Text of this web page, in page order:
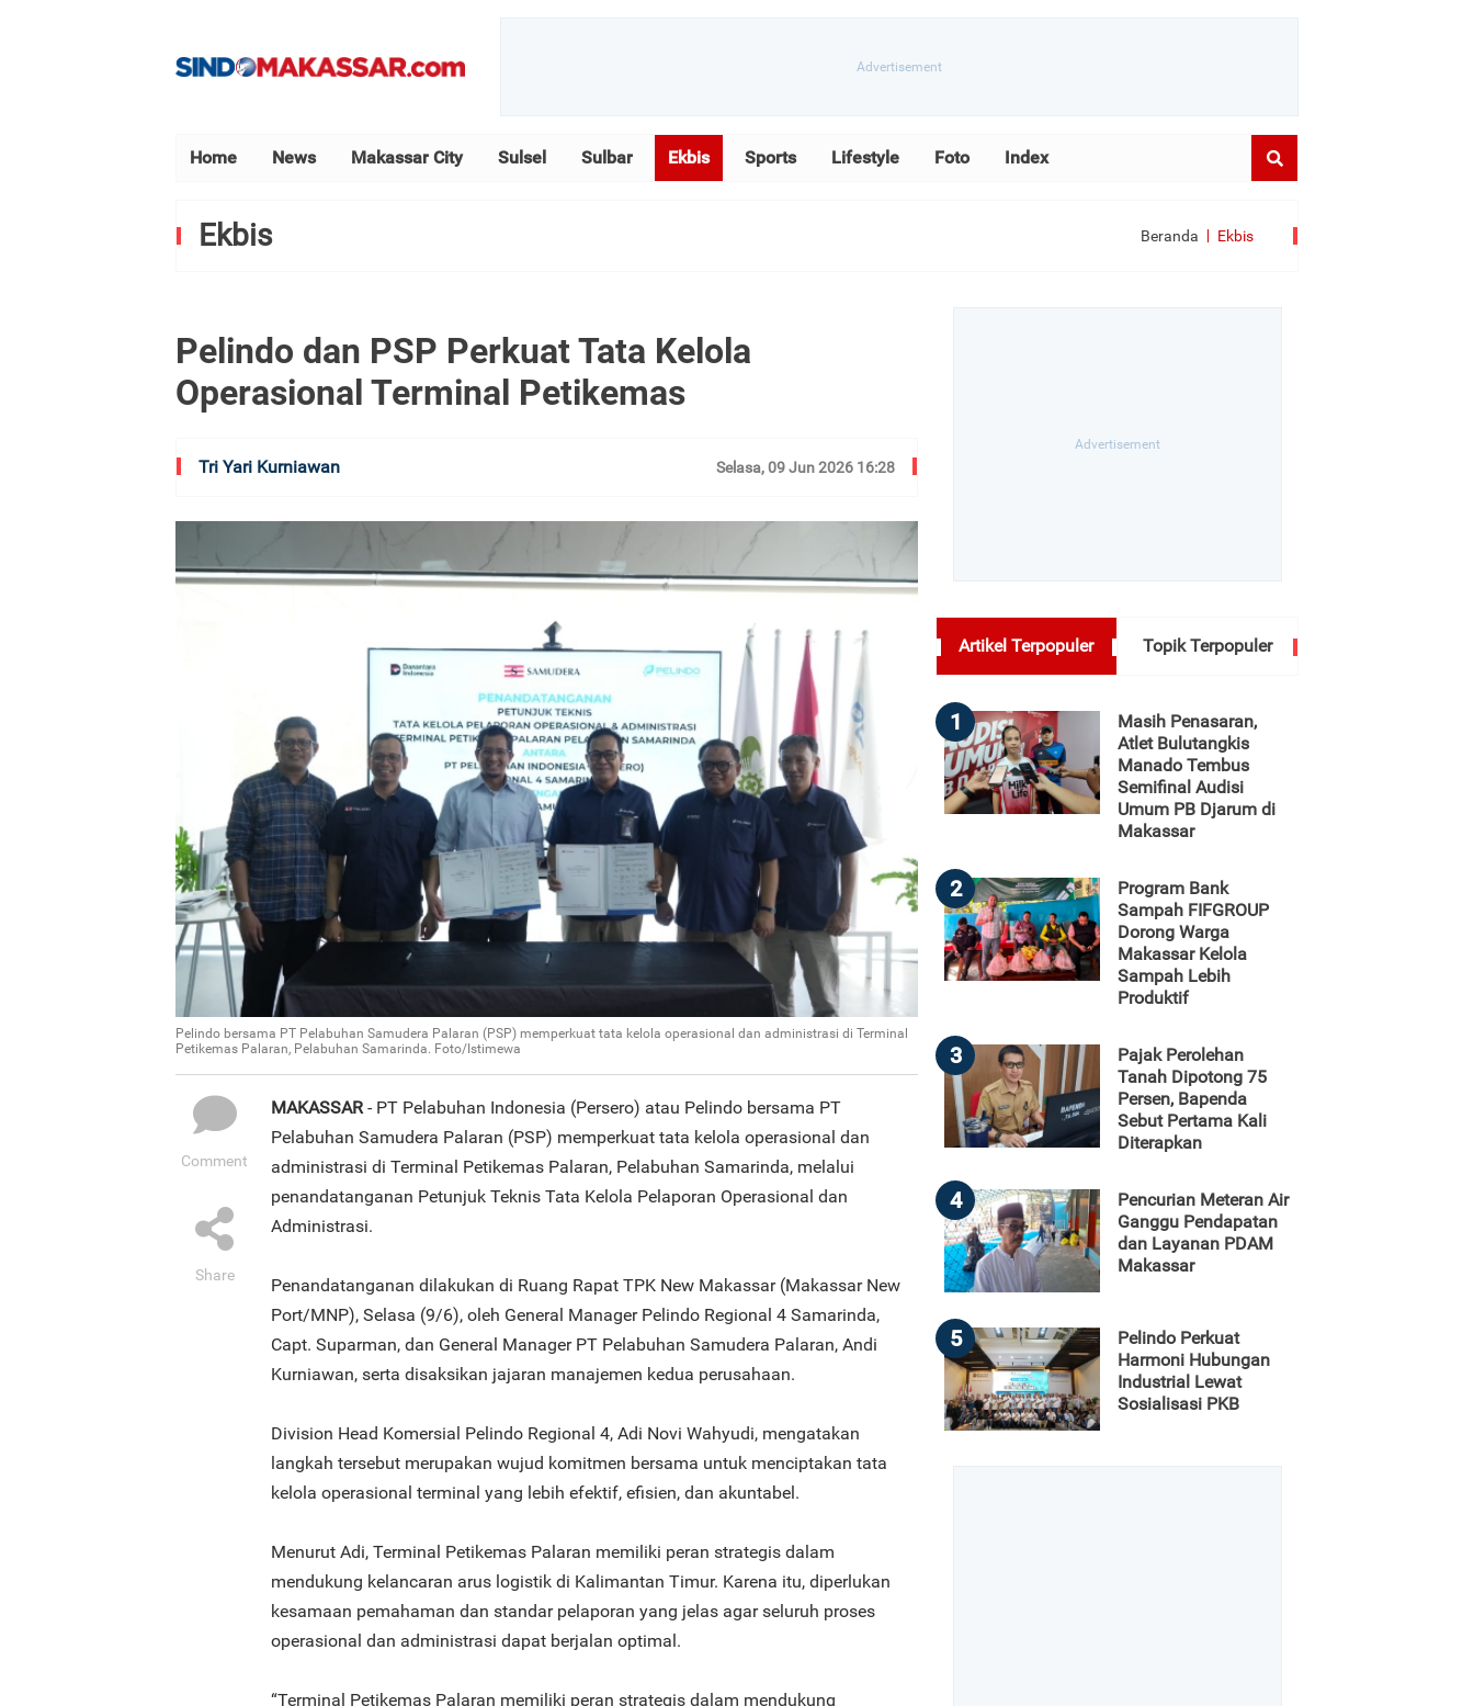
Home News Makassar City Sulsel Sulbar Ekbis Sports Lifestyle Foto Index
Ekbis Beranda Ekbis
Pelindo dan PSP Perkuat Tata Kelola
Operasional Terminal Petikemas
Tri Yari Kurniawan Selasa, 09 Jun 2026 16:28
Pelindo bersama PT Pelabuhan Samudera Palaran (PSP) memperkuat tata kelola operasional dan administrasi di Terminal
Petikemas Palaran, Pelabuhan Samarinda. Foto/Istimewa
Comment
Share
MAKASSAR- PT Pelabuhan Indonesia (Persero) atau Pelindo bersama PT
Pelabuhan Samudera Palaran (PSP) memperkuat tata kelola operasional dan
administrasi di Terminal Petikemas Palaran, Pelabuhan Samarinda, melalui
penandatanganan Petunjuk Teknis Tata Kelola Pelaporan Operasional dan
Administrasi.
Penandatanganan dilakukan di Ruang Rapat TPK New Makassar (Makassar New
Port/MNP), Selasa (9/6), oleh General Manager Pelindo Regional 4 Samarinda,
Capt. Suparman, dan General Manager PT Pelabuhan Samudera Palaran, Andi
Kurniawan, serta disaksikan jajaran manajemen kedua perusahaan.
Division Head Komersial Pelindo Regional 4, Adi Novi Wahyudi, mengatakan
langkah tersebut merupakan wujud komitmen bersama untuk menciptakan tata
kelola operasional terminal yang lebih efektif, efisien, dan akuntabel.
Menurut Adi, Terminal Petikemas Palaran memiliki peran strategis dalam
mendukung kelancaran arus logistik di Kalimantan Timur. Karena itu, diperlukan
kesamaan pemahaman dan standar pelaporan yang jelas agar seluruh proses
operasional dan administrasi dapat berjalan optimal.
“Terminal Petikemas Palaran memiliki peran strategis dalam mendukung
Artikel Terpopuler Topik Terpopuler
1
Masih Penasaran,
Atlet Bulutangkis
Manado Tembus
Semifinal Audisi
Umum PB Djarum di
Makassar
2
Program Bank
Sampah FIFGROUP
Dorong Warga
Makassar Kelola
Sampah Lebih
Produktif
3
Pajak Perolehan
Tanah Dipotong 75
Persen, Bapenda
Sebut Pertama Kali
Diterapkan
4
Pencurian Meteran Air
Ganggu Pendapatan
dan Layanan PDAM
Makassar
5
Pelindo Perkuat
Harmoni Hubungan
Industrial Lewat
Sosialisasi PKB